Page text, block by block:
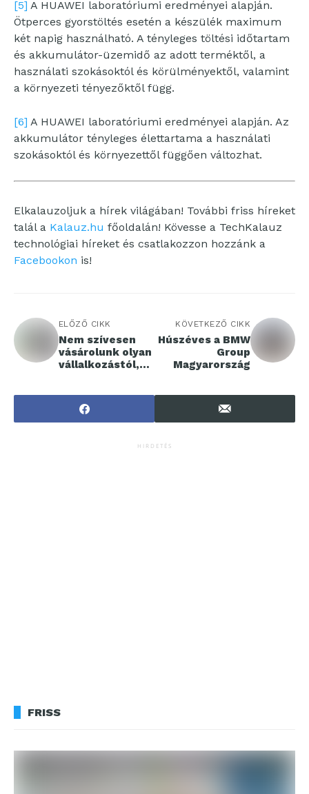
[5] A HUAWEI laboratóriumi eredményei alapján.
Ötperces gyorstöltés esetén a készülék maximum
két napig használható. A tényleges töltési időtartam
és akkumulátor-üzemidő az adott terméktől, a
használati szokásoktól és körülményektől, valamint
a környezeti tényezőktől függ.
[6] A HUAWEI laboratóriumi eredményei alapján. Az
akkumulátor tényleges élettartama a használati
szokásoktól és környezettől függően változhat.
Elkalauzoljuk a hírek világában! További friss híreket
talál a Kalauz.hu főoldalán! Kövesse a TechKalauz
technológiai híreket és csatlakozzon hozzánk a
Facebookon is!
ELŐZŐ CIKK
Nem szívesen
vásárolunk olyan
vállalkozástól,
KÖVETKEZŐ CIKK
Húszéves a BMW
Group
Magyarország
HIRDETÉS
FRISS